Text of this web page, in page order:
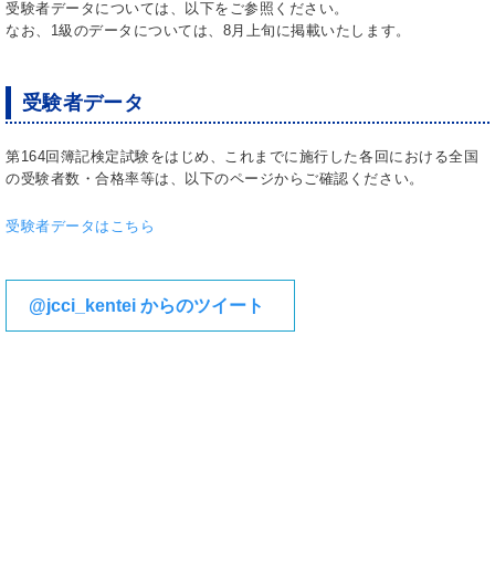
受験者データについては、以下をご参照ください。
なお、1級のデータについては、8月上旬に掲載いたします。
受験者データ
第164回簿記検定試験をはじめ、これまでに施行した各回における全国
の受験者数・合格率等は、以下のページからご確認ください。
受験者データはこちら
@jcci_kentei からのツイート